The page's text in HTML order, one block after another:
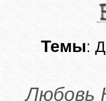
Темы:
Любовь